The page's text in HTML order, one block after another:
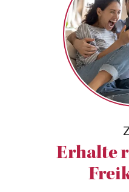
Erhalte